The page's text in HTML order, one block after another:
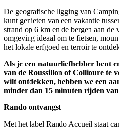
De geografische ligging van
kunt genieten van een vakantie
strand op 6 km en de bergen aan de
omgeving ideaal om te fietsen,
het lokale erfgoed en terroir te
Als je een natuurliefhebber bent
van de Roussillon of Collioure te
wilt ontdekken, hebben we een
minder dan 15 minuten rijden
Rando ontvangst
Met het label Rando Accueil staat